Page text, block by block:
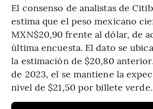
El consenso de analistas de
estima que el peso mexicano
MXN$20,90 frente al dólar, de
última encuesta. El dato se
la estimación de $20,80
de 2023, el se mantiene la
nivel de $21,50 por billete verde.